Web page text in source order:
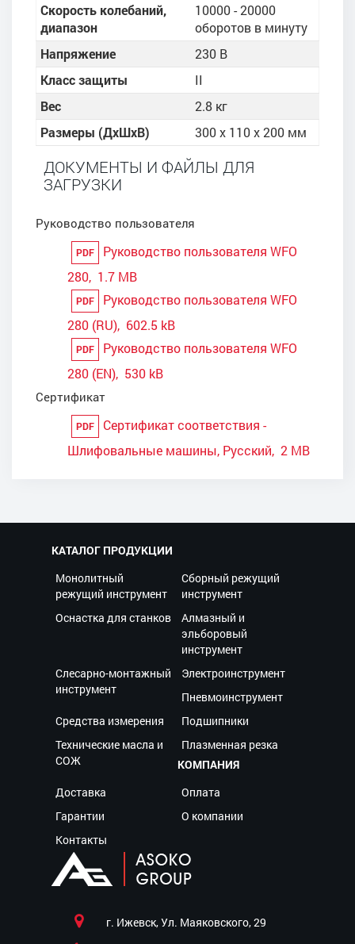
Скорость колебаний,
диапазон
10000 - 20000
оборотов в минуту
Напряжение
230 В
Класс защиты
II
Вес
2.8 кг
Размеры (ДхШхВ)
300 x 110 x 200 мм
ДОКУМЕНТЫ И ФАЙЛЫ ДЛЯ
ЗАГРУЗКИ
Руководство пользователя
PDF
Руководство пользователя WFO
280, 1.7 MB
PDF
Руководство пользователя WFO
280 (RU), 602.5 kB
PDF
Руководство пользователя WFO
280 (EN), 530 kB
Сертификат
PDF
Сертификат соответствия -
Шлифовальные машины, Русский, 2 MB
КАТАЛОГ ПРОДУКЦИИ
Монолитный
режущий инструмент
Сборный режущий
инструмент
Оснастка для станков
Алмазный и
эльборовый
инструмент
Слесарно-монтажный
инструмент
Электроинструмент
Пневмоинструмент
Средства измерения
Подшипники
Технические масла и
СОЖ
Плазменная резка
КОМПАНИЯ
Доставка
Оплата
Гарантии
О компании
Контакты
г. Ижевск, Ул. Маяковского, 29